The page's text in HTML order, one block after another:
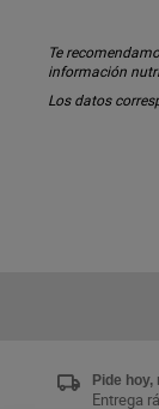
Te
información
Los datos
Pide
Entrega